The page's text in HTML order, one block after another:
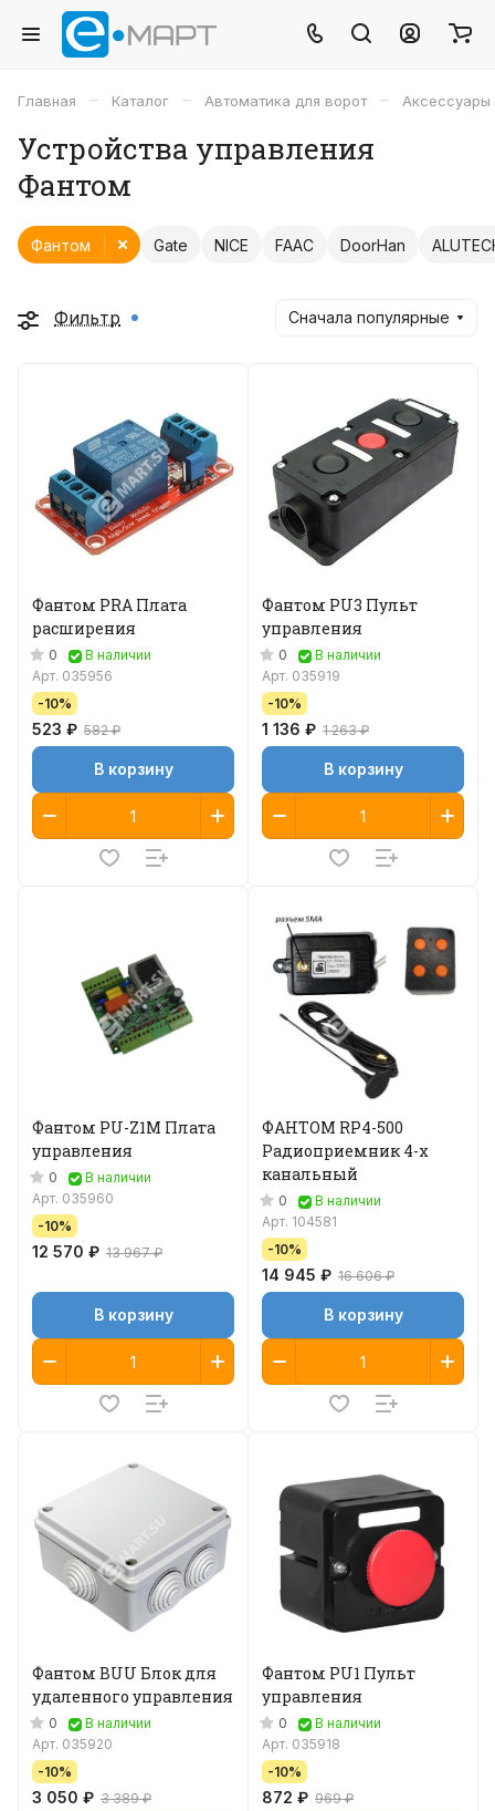
Главная – Каталог – Автоматика для ворот –
Устройства управления
Фантом
Gate
Фантом NICE FAAC DoorHan
Фильтр Сначала популярные
Фантом PRA Плата
расширения
0
В наличии
Арт. 035956
-10%
523 ₽ 582 ₽
В корзину
Фантом PU3 Пульт
управления
0
В наличии
Арт. 035919
-10%
1 136 ₽ 1 263 ₽
В корзину
Фантом PU-Z1M Плата
управления
0
В наличии
Арт. 035960
-10%
12 570 ₽ 13 967 ₽
В корзину
ФАНТОМ RP4-500
Радиоприемник 4-х
канальный
0
В наличии
Арт. 104581
-10%
14 945 ₽ 16 606 ₽
В корзину
Фантом BUU Блок для
удаленного управления
0
В наличии
Арт. 035920
-10%
3 050 ₽ 3 389 ₽
Фантом PU1 Пульт
управления
0
В наличии
Арт. 035918
-10%
872 ₽ 969 ₽